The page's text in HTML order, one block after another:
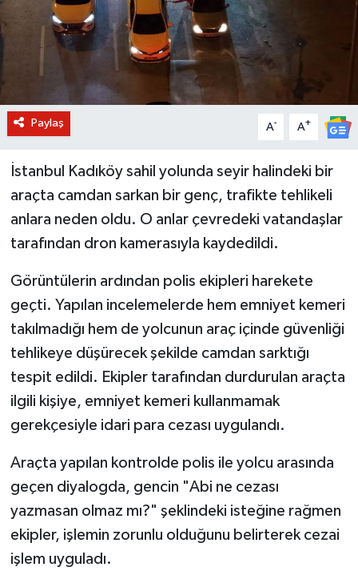
Paylaş A- A+
İstanbul Kadıköy sahil yolunda seyir halindeki bir
araçta camdan sarkan bir genç, trafikte tehlikeli
anlara neden oldu. O anlar çevredeki vatandaşlar
tarafından dron kamerasıyla kaydedildi.
Görüntülerin ardından polis ekipleri harekete
geçti. Yapılan incelemelerde hem emniyet kemeri
takılmadığı hem de yolcunun araç içinde güvenliği
tehlikeye düşürecek şekilde camdan sarktığı
tespit edildi. Ekipler tarafından durdurulan araçta
ilgili kişiye, emniyet kemeri kullanmamak
gerekçesiyle idari para cezası uygulandı.
Araçta yapılan kontrolde polis ile yolcu arasında
geçen diyalogda, gencin "Abi ne cezası
yazmasan olmaz mı?" şeklindeki isteğine rağmen
ekipler, işlemin zorunlu olduğunu belirterek cezai
işlem uyguladı.
KURUMSAL